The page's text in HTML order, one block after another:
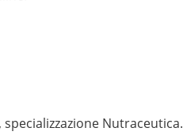
Nutraceutica.